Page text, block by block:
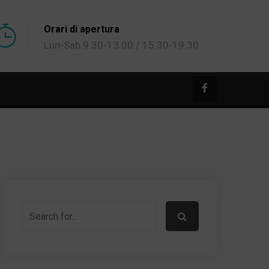
Orari di apertura
Lun-Sab 9.30-13.00 / 15.30-19.30